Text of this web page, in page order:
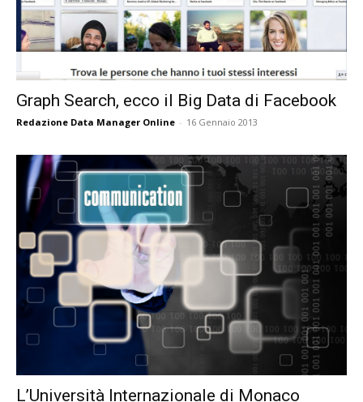
Graph Search, ecco il Big Data di Facebook
Redazione Data Manager Online - 16 Gennaio 2013
L’Università Internazionale di Monaco